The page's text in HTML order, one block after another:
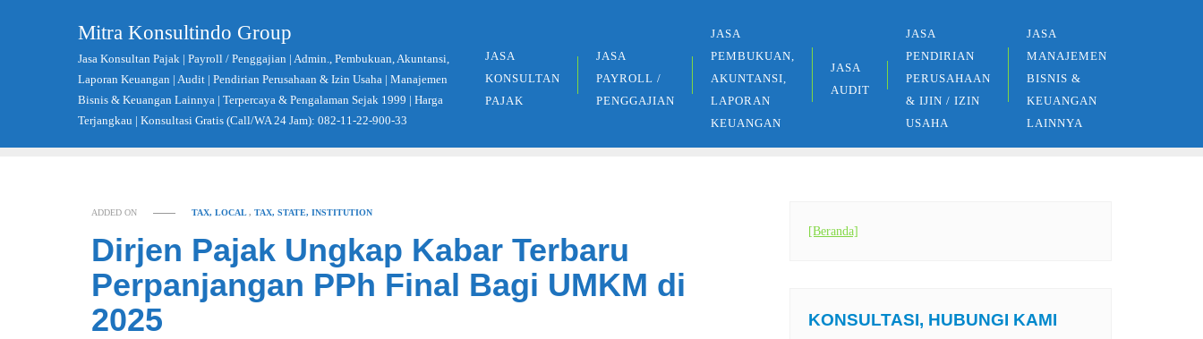
Mitra Konsultindo Group
Jasa Konsultan Pajak | Payroll / Penggajian | Admin., Pembukuan, Akuntansi,
Laporan Keuangan | Audit | Pendirian Perusahaan & Izin Usaha | Manajemen
Bisnis & Keuangan Lainnya | Terpercaya & Pengalaman Sejak 1999 | Harga
Terjangkau | Konsultasi Gratis (Call/WA 24 Jam): 082-11-22-900-33
JASA
KONSULTAN
PAJAK
JASA
PAYROLL /
PENGGAJIAN
JASA
PEMBUKUAN,
AKUNTANSI,
LAPORAN
KEUANGAN
JASA
AUDIT
JASA
PENDIRIAN
PERUSAHAAN
& IJIN / IZIN
USAHA
JASA
MANAJEMEN
BISNIS &
KEUANGAN
LAINNYA
ADDED ON TAX, LOCAL,TAX, STATE, INSTITUTION
Dirjen Pajak Ungkap Kabar Terbaru
Perpanjangan PPh Final Bagi UMKM di
2025
[Beranda]
KONSULTASI, HUBUNGI KAMI